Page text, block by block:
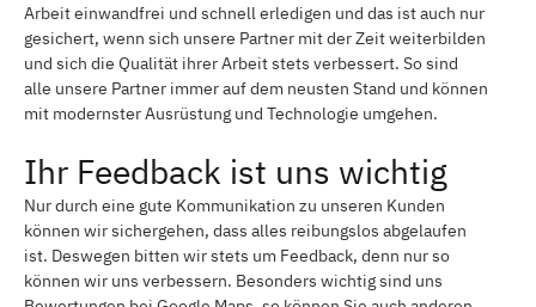
Arbeit einwandfrei und schnell erledigen und das ist auch nur
gesichert, wenn sich unsere Partner mit der Zeit weiterbilden
und sich die Qualität ihrer Arbeit stets verbessert. So sind
alle unsere Partner immer auf dem neusten Stand und können
mit modernster Ausrüstung und Technologie umgehen.
Ihr Feedback ist uns wichtig
Nur durch eine gute Kommunikation zu unseren Kunden
können wir sichergehen, dass alles reibungslos abgelaufen
ist. Deswegen bitten wir stets um Feedback, denn nur so
können wir uns verbessern. Besonders wichtig sind uns